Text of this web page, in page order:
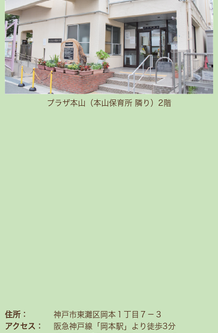
プラザ本山（本山保育所 隣り）2階
住所：
アクセス：
神戸市東灘区岡本１丁目７－３
阪急神戸線「岡本駅」より徒歩3分